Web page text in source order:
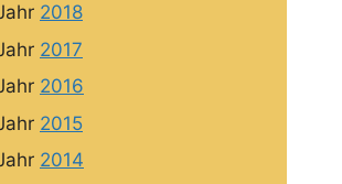
2018
2017
2016
2015
2014